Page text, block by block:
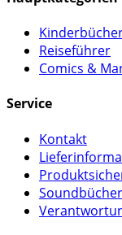
Reiseführer
Comics &
Service
Kontakt